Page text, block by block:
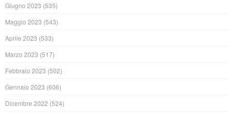
Giugno 2023 (535)
Maggio 2023 (543)
Aprile 2023 (533)
Marzo 2023 (517)
Febbraio 2023 (502)
Gennaio 2023 (606)
Dicembre 2022 (524)